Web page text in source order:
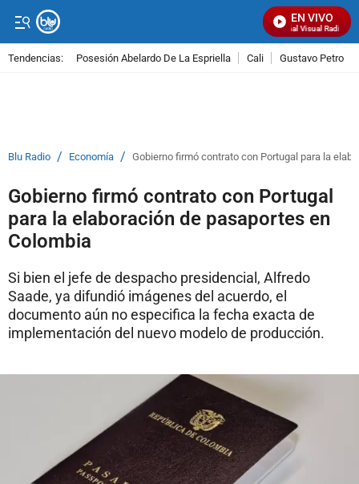
EN VIVO
Señal Visual Radio
Tendencias: Posesión Abelardo De La Espriella Cali Gustavo Petro
Blu Radio / Economía / Gobierno firmó contrato con Portugal para la
Gobierno firmó contrato con Portugal
para la elaboración de pasaportes en
Colombia
Si bien el jefe de despacho presidencial, Alfredo
Saade, ya difundió imágenes del acuerdo, el
documento aún no especifica la fecha exacta de
implementación del nuevo modelo de producción.